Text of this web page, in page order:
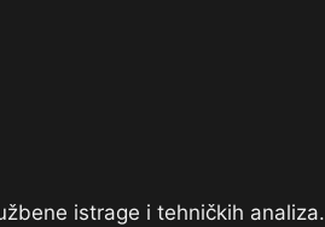
istrage i tehničkih analiza.